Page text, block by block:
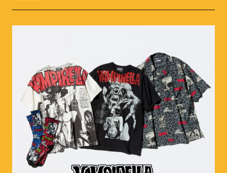
H.G.A.S.
HYSTERIC BOOTLEG
TABLOID
LOOKBOOK
RECRUIT
CONTACT
MEMBERSHIP
PRIVACY POLICY